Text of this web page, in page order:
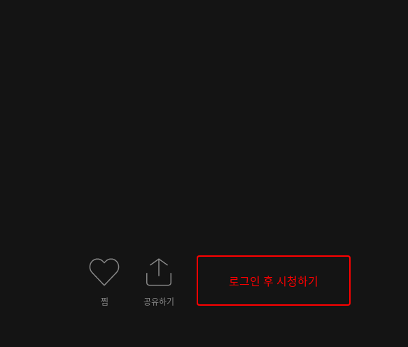
찜 공유하기
로그인 후 시청하기